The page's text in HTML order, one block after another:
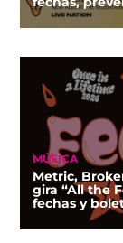
MÚSICA
Metric,
gira “All the
fechas y